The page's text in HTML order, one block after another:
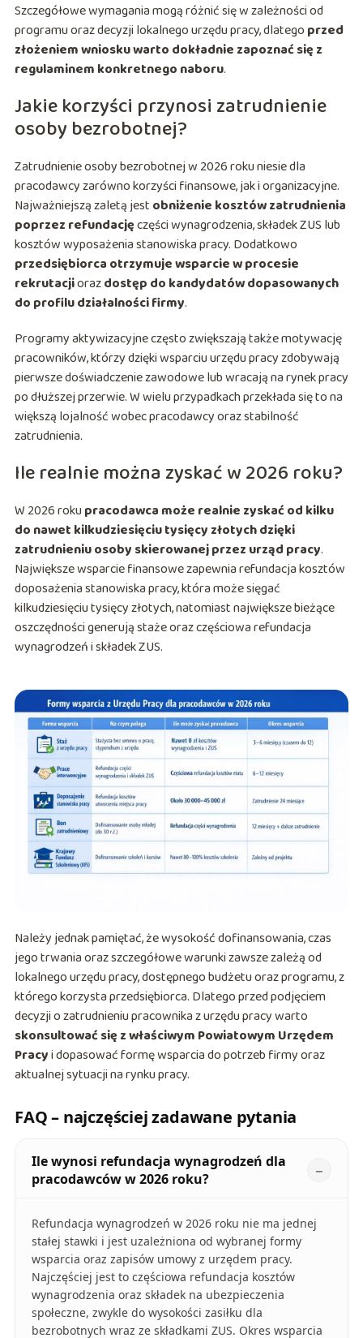
Szczegółowe wymagania mogą różnić się w zależności od
programu oraz decyzji lokalnego urzędu pracy, dlatego przed
złożeniem wniosku warto dokładnie zapoznać się z
regulaminem konkretnego naboru.
Jakie korzyści przynosi zatrudnienie
osoby bezrobotnej?
Zatrudnienie osoby bezrobotnej w 2026 roku niesie dla
pracodawcy zarówno korzyści finansowe, jak i organizacyjne.
Najważniejszą zaletą jest obniżenie kosztów zatrudnienia
poprzez refundacjęczęści wynagrodzenia, składek ZUS lub
kosztów wyposażenia stanowiska pracy. Dodatkowo
przedsiębiorca otrzymuje wsparcie w procesie
rekrutacjiorazdostęp do kandydatów dopasowanych
do profilu działalności firmy.
Programy aktywizacyjne często zwiększają także motywację
pracowników, którzy dzięki wsparciu urzędu pracy zdobywają
pierwsze doświadczenie zawodowe lub wracają na rynek pracy
po dłuższej przerwie. W wielu przypadkach przekłada się to na
większą lojalność wobec pracodawcy oraz stabilność
zatrudnienia.
Ile realnie można zyskać w 2026 roku?
W 2026 rokupracodawca może realnie zyskać od kilku
do nawet kilkudziesięciu tysięcy złotych dzięki
zatrudnieniu osoby skierowanej przez urząd pracy.
Największe wsparcie finansowe zapewnia refundacja kosztów
doposażenia stanowiska pracy, która może sięgać
kilkudziesięciu tysięcy złotych, natomiast największe bieżące
oszczędności generują staże oraz częściowa refundacja
wynagrodzeń i składek ZUS.
Należy jednak pamiętać, że wysokość dofinansowania, czas
jego trwania oraz szczegółowe warunki zawsze zależą od
lokalnego urzędu pracy, dostępnego budżetu oraz programu, z
którego korzysta przedsiębiorca. Dlatego przed podjęciem
decyzji o zatrudnieniu pracownika z urzędu pracy warto
skonsultować się z właściwym Powiatowym Urzędem
Pracyi dopasować formę wsparcia do potrzeb firmy oraz
aktualnej sytuacji na rynku pracy.
FAQ – najczęściej zadawane pytania
Ile wynosi refundacja wynagrodzeń dla
pracodawców w 2026 roku?
Refundacja wynagrodzeń w 2026 roku nie ma jednej
stałej stawki i jest uzależniona od wybranej formy
wsparcia oraz zapisów umowy z urzędem pracy.
Najczęściej jest to częściowa refundacja kosztów
wynagrodzenia oraz składek na ubezpieczenia
społeczne, zwykle do wysokości zasiłku dla
bezrobotnych wraz ze składkami ZUS. Okres wsparcia